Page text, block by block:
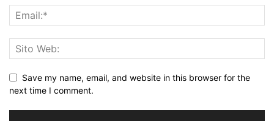
Save my name, email, and website in this browser for the
next time I comment.